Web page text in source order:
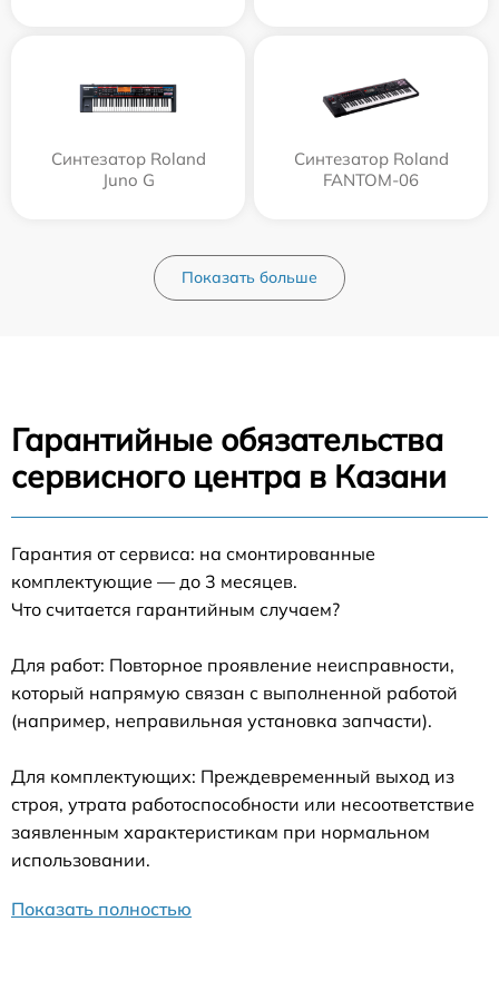
Синтезатор Roland
Juno G
Синтезатор Roland
FANTOM-06
Показать больше
Гарантийные обязательства
сервисного центра в Казани
Гарантия от сервиса: на смонтированные
комплектующие — до 3 месяцев.
Что считается гарантийным случаем?
Для работ: Повторное проявление неисправности,
который напрямую связан с выполненной работой
(например, неправильная установка запчасти).
Для комплектующих: Преждевременный выход из
строя, утрата работоспособности или несоответствие
заявленным характеристикам при нормальном
использовании.
Показать полностью